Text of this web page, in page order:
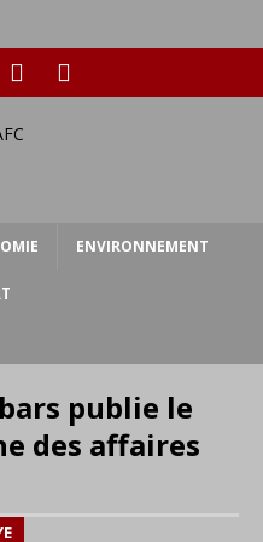
ENVIRONNEMENT
publie le
des affaires